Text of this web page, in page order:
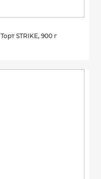
Торт STRIKE, 900 г